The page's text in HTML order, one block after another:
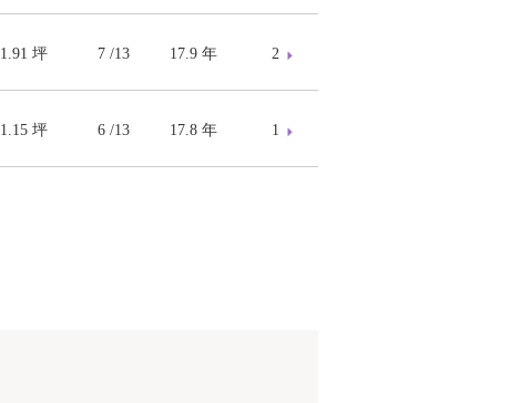
1.91 坪 7 /13 17.9 年 2
1.15 坪 6 /13 17.8 年 1